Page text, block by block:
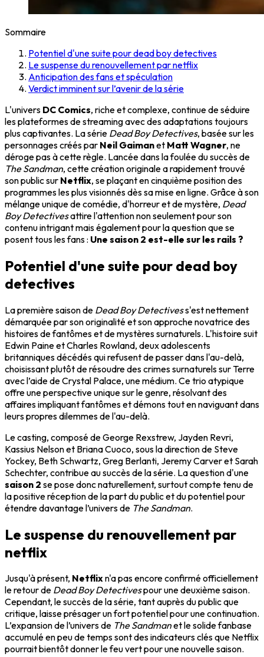
Sommaire
Potentiel d'une suite pour dead boy detectives
Le suspense du renouvellement par netflix
Anticipation des fans et spéculation
Verdict imminent sur l’avenir de la série
L'univers DC Comics, riche et complexe, continue de séduire
les plateformes de streaming avec des adaptations toujours
plus captivantes. La série Dead Boy Detectives, basée sur les
personnages créés par Neil Gaimanet Matt Wagner, ne
déroge pas à cette règle. Lancée dans la foulée du succès de
The Sandman, cette création originale a rapidement trouvé
son public sur Netflix, se plaçant en cinquième position des
programmes les plus visionnés dès sa mise en ligne. Grâce à son
mélange unique de comédie, d'horreur et de mystère, Dead
Boy Detectivesattire l'attention non seulement pour son
contenu intrigant mais également pour la question que se
posent tous les fans : Une saison 2 est-elle sur les rails ?
Potentiel d'une suite pour dead boy
detectives
La première saison de Dead Boy Detectivess'est nettement
démarquée par son originalité et son approche novatrice des
histoires de fantômes et de mystères surnaturels. L'histoire suit
Edwin Paine et Charles Rowland, deux adolescents
britanniques décédés qui refusent de passer dans l'au-delà,
choisissant plutôt de résoudre des crimes surnaturels sur Terre
avec l’aide de Crystal Palace, une médium. Ce trio atypique
offre une perspective unique sur le genre, résolvant des
affaires impliquant fantômes et démons tout en naviguant dans
leurs propres dilemmes de l'au-delà.
Le casting, composé de George Rexstrew, Jayden Revri,
Kassius Nelson et Briana Cuoco, sous la direction de Steve
Yockey, Beth Schwartz, Greg Berlanti, Jeremy Carver et Sarah
Schechter, contribue au succès de la série. La question d'une
saison 2 se pose donc naturellement, surtout compte tenu de
la positive réception de la part du public et du potentiel pour
étendre davantage l’univers de The Sandman.
Le suspense du renouvellement par
netflix
Jusqu'à présent, Netflixn'a pas encore confirmé officiellement
le retour de Dead Boy Detectivespour une deuxième saison.
Cependant, le succès de la série, tant auprès du public que
critique, laisse présager un fort potentiel pour une continuation.
L’expansion de l’univers de The Sandmanet le solide fanbase
accumulé en peu de temps sont des indicateurs clés que Netflix
pourrait bientôt donner le feu vert pour une nouvelle saison.